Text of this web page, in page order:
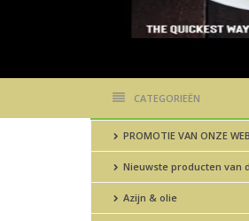
CATEGORIEËN
PROMOTIE VAN ONZE
Nieuwste producten van
Azijn & olie